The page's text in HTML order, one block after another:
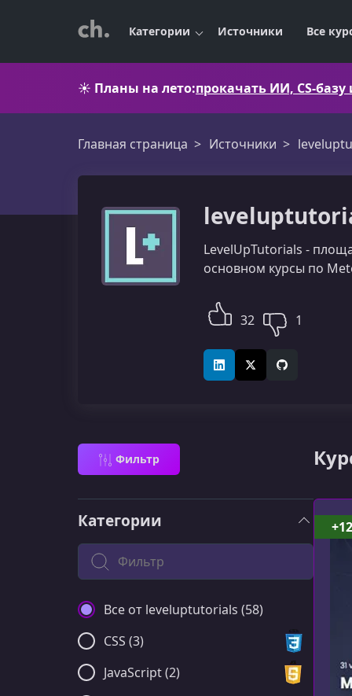
Категории Источники Все
☀️ Планы на лето:прокачать ИИ, CS-
Главная страница Источники
LevelUpTutorials -
основном курсы по
32 1
LinkedInX (Twitter)GitHub
Фильтр
Категории
Поиск по категории
Все от leveluptutorials (58)
CSS (3)
JavaScript (2)
+12